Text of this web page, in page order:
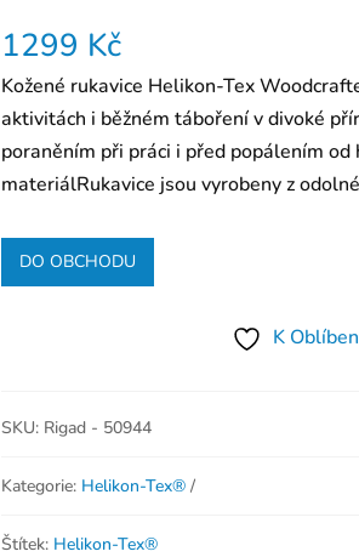
1299 Kč
Kožené rukavice Helikon-Tex
aktivitách i běžném táboření v divoké
poraněním při práci i před popálením od
materiálRukavice jsou vyrobeny z
DO OBCHODU
K
SKU: Rigad - 50944
Kategorie: Helikon-Tex®
Štítek: Helikon-Tex®